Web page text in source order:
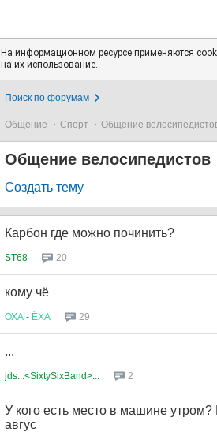
На информационном ресурсе применяются
на их использование.
Поиск по форумам
Общение Спорт Общение
Общение велосипедистов
Создать тему
Карбон где можно починить?
ST68 20
кому чё
ОХА - ЁХА 29
...
jds...<SixtySixBand>... 2
У кого есть место в машине
авгус